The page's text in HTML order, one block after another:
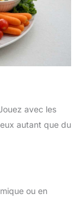
avec les
autant que du
ou en